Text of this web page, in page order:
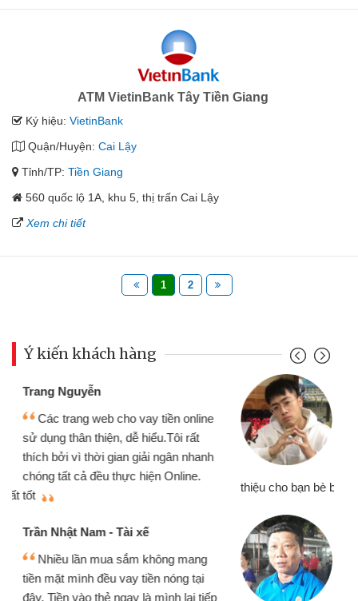
ATM VietinBank Tây Tiền Giang
Ký hiệu: VietinBank
Quận/Huyện: Cai Lậy
Tỉnh/TP: Tiền Giang
560 quốc lộ 1A, khu 5, thị trấn Cai Lậy
Xem chi tiết
1 2
Ý kiến khách hàng
Mình cần tiền gấp nên định cầm cố
chiếc xe wave nhưng thật may đã có
gói vay tiền bằng CMND online không
cần gặp mặt nên rất tiện lợi, sẽ giới
thiệu cho bạn bè biết
Cấn Văn Lực - Tạp hóa
Tôi kinh doanh buôn bán nhỏ lẻ
nhiều lúc cần vốn nhập hàng, nhờ biết
đến website qua bạn bè giới thiệu tôi